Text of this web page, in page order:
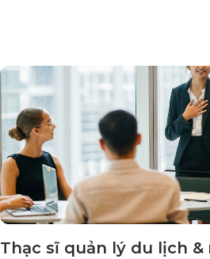
Thạc sĩ quản lý du lịch &